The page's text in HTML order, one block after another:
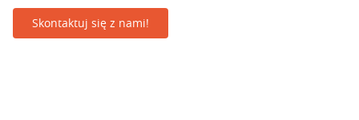
Skontaktuj się z nami!